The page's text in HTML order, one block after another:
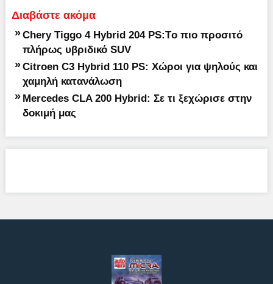
Διαβάστε ακόμα
» Chery Tiggo 4 Hybrid 204 PS:Tο πιο προσιτό
πλήρως υβριδικό SUV
» Citroen C3 Hybrid 110 PS: Χώροι για ψηλούς και
χαμηλή κατανάλωση
» Mercedes CLA 200 Hybrid: Σε τι ξεχώρισε στην
δοκιμή μας